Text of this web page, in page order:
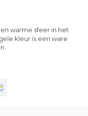
warme sfeer in het
kleur is een ware